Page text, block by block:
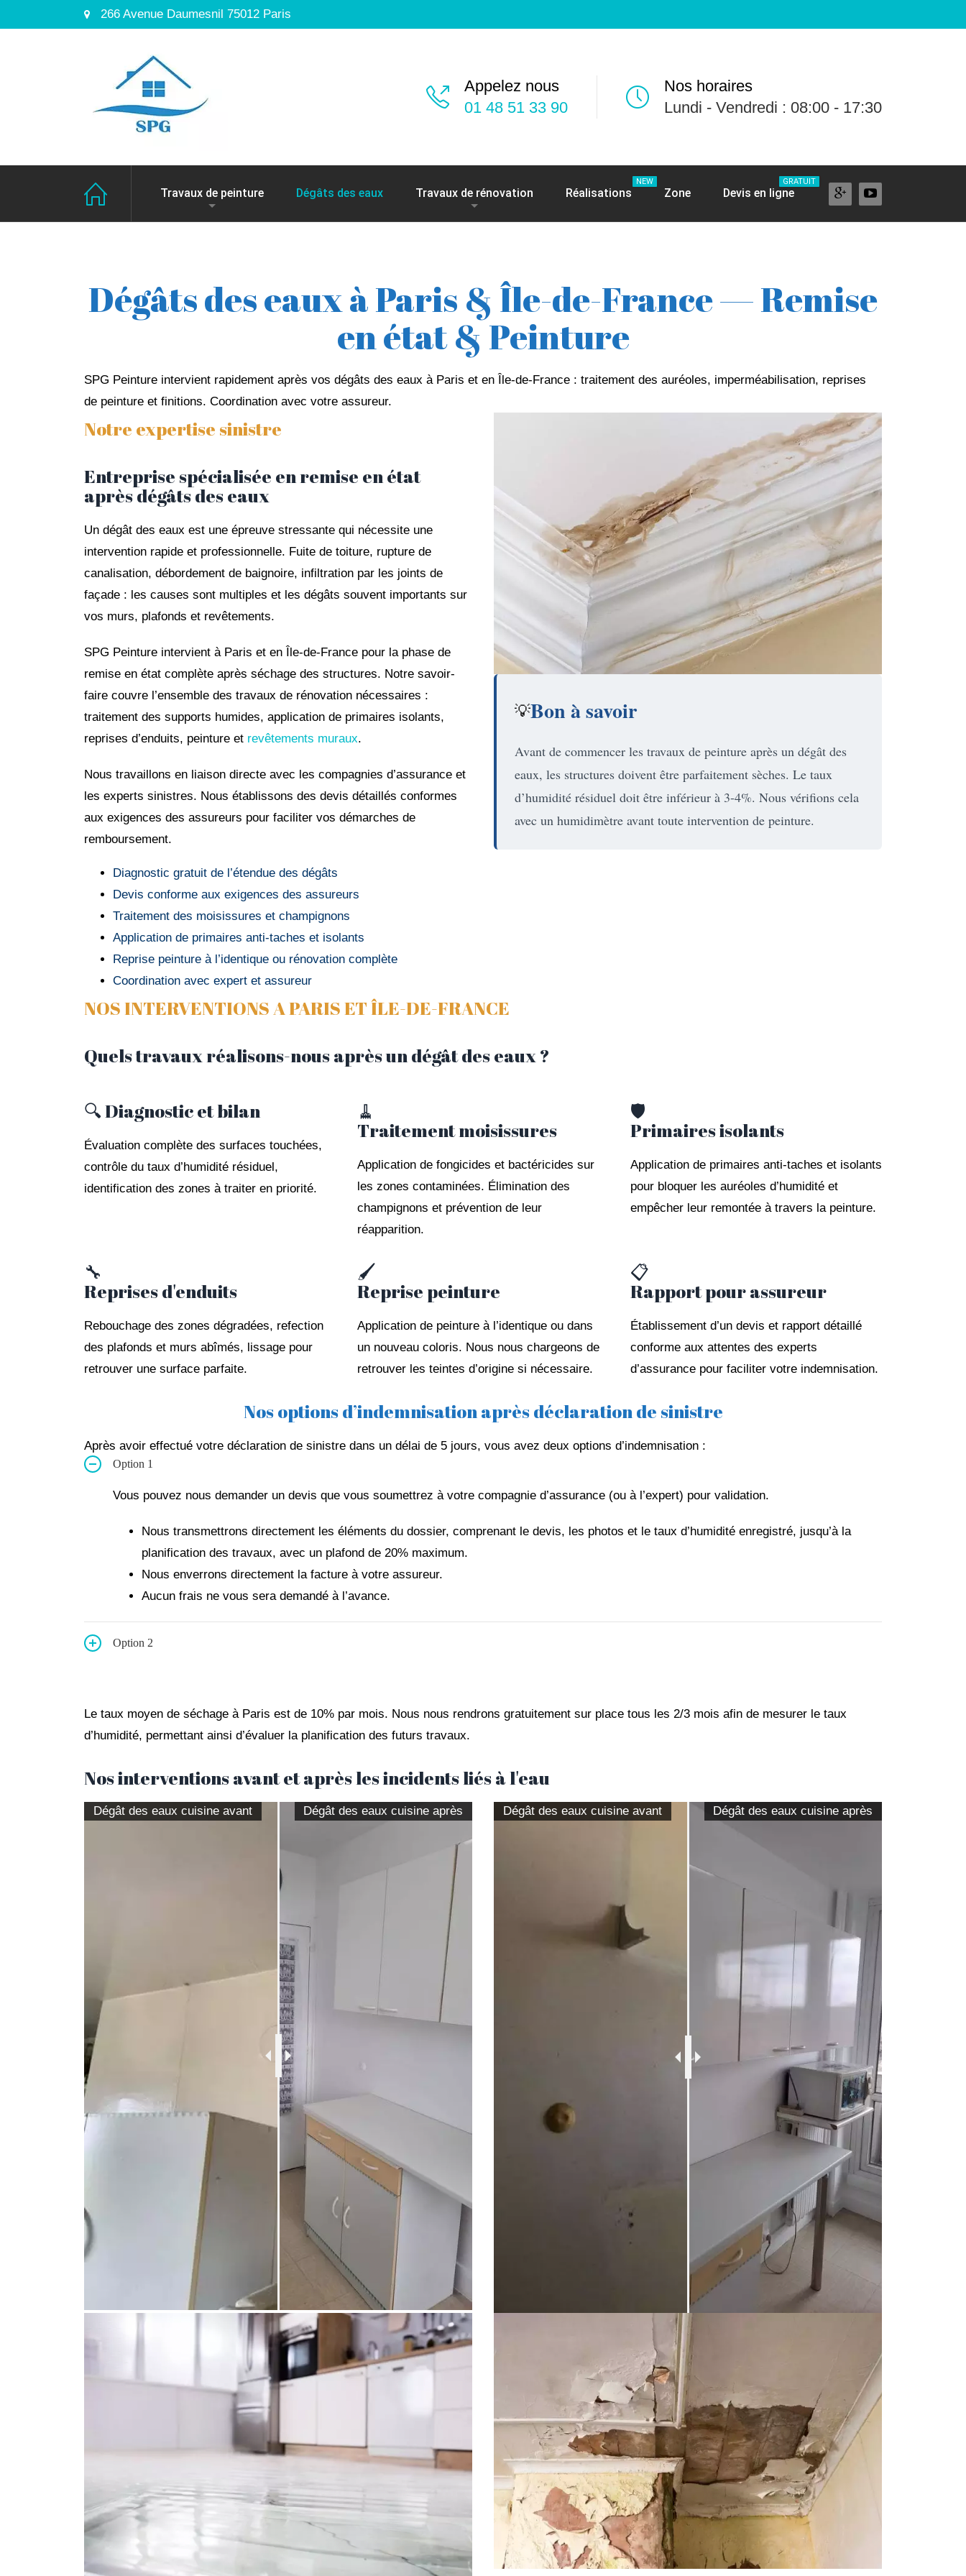
266 Avenue Daumesnil 75012 Paris
Appelez nous
01 48 51 33 90
Nos horaires
Lundi - Vendredi : 08:00 - 17:30
Travaux de peinture Dégâts des eaux Travaux de rénovation Réalisations
NEW
Zone Devis en ligne
GRATUIT
Dégâts des eaux à Paris & Île-de-France — Remise
en état & Peinture
SPG Peinture intervient rapidement après vos dégâts des eaux à Paris et en Île-de-France : traitement des auréoles, imperméabilisation, reprises
de peinture et finitions. Coordination avec votre assureur.
Notre expertise sinistre
Entreprise spécialisée en remise en état
après dégâts des eaux
Un dégât des eaux est une épreuve stressante qui nécessite une
intervention rapide et professionnelle. Fuite de toiture, rupture de
canalisation, débordement de baignoire, infiltration par les joints de
façade : les causes sont multiples et les dégâts souvent importants sur
vos murs, plafonds et revêtements.
SPG Peinture intervient à Paris et en Île-de-France pour la phase de
remise en état complète après séchage des structures. Notre savoir-
faire couvre l’ensemble des travaux de rénovation nécessaires :
traitement des supports humides, application de primaires isolants,
reprises d’enduits, peinture et revêtements muraux.
Nous travaillons en liaison directe avec les compagnies d’assurance et
les experts sinistres. Nous établissons des devis détaillés conformes
aux exigences des assureurs pour faciliter vos démarches de
remboursement.
Diagnostic gratuit de l’étendue des dégâts
Devis conforme aux exigences des assureurs
Traitement des moisissures et champignons
Application de primaires anti-taches et isolants
Reprise peinture à l’identique ou rénovation complète
Coordination avec expert et assureur
💡Bon à savoir
Avant de commencer les travaux de peinture après un dégât des
eaux, les structures doivent être parfaitement sèches. Le taux
d’humidité résiduel doit être inférieur à 3-4%. Nous vérifions cela
avec un humidimètre avant toute intervention de peinture.
NOS INTERVENTIONS A PARIS ET ÎLE-DE-FRANCE
Quels travaux réalisons-nous après un dégât des eaux ?
🔍 Diagnostic et bilan
Évaluation complète des surfaces touchées,
contrôle du taux d’humidité résiduel,
identification des zones à traiter en priorité.
🧹
Traitement moisissures
Application de fongicides et bactéricides sur
les zones contaminées. Élimination des
champignons et prévention de leur
réapparition.
🛡️
Primaires isolants
Application de primaires anti-taches et isolants
pour bloquer les auréoles d’humidité et
empêcher leur remontée à travers la peinture.
🔧
Reprises d'enduits
Rebouchage des zones dégradées, refection
des plafonds et murs abîmés, lissage pour
retrouver une surface parfaite.
🖌️
Reprise peinture
Application de peinture à l’identique ou dans
un nouveau coloris. Nous nous chargeons de
retrouver les teintes d’origine si nécessaire.
📋
Rapport pour assureur
Établissement d’un devis et rapport détaillé
conforme aux attentes des experts
d’assurance pour faciliter votre indemnisation.
Nos options d’indemnisation après déclaration de sinistre
Après avoir effectué votre déclaration de sinistre dans un délai de 5 jours, vous avez deux options d’indemnisation :
Option 1
Vous pouvez nous demander un devis que vous soumettrez à votre compagnie d’assurance (ou à l’expert) pour validation.
Nous transmettrons directement les éléments du dossier, comprenant le devis, les photos et le taux d’humidité enregistré, jusqu’à la
planification des travaux, avec un plafond de 20% maximum.
Nous enverrons directement la facture à votre assureur.
Aucun frais ne vous sera demandé à l’avance.
Option 2
Le taux moyen de séchage à Paris est de 10% par mois. Nous nous rendrons gratuitement sur place tous les 2/3 mois afin de mesurer le taux
d’humidité, permettant ainsi d’évaluer la planification des futurs travaux.
Nos interventions avant et après les incidents liés à l'eau
Dégât des eaux cuisine avant Dégât des eaux cuisine après Dégât des eaux cuisine avant Dégât des eaux cuisine après